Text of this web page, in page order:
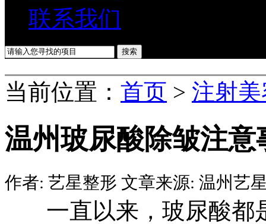
联系我们
当前位置： 首页 > 注射
温州玻尿酸除皱注意
作者: 艺星整形 文章来源: 温州艺
一直以来，玻尿酸都